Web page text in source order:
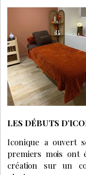
LES DÉBUTS
Iconique a ouvert
premiers mois ont
création sur un